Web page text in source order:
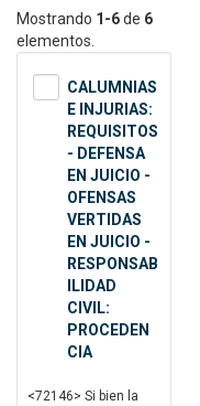
Mostrando 1-6de 6
elementos.
CALUMNIAS
E INJURIAS:
REQUISITOS
- DEFENSA
EN JUICIO -
OFENSAS
VERTIDAS
EN JUICIO -
RESPONSAB
ILIDAD
CIVIL:
PROCEDEN
CIA
<72146> Si bien la